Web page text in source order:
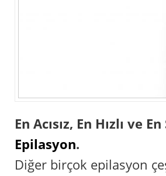
En Acısız, En Hızlı ve
Epilasyon.
Diğer birçok epilasyon